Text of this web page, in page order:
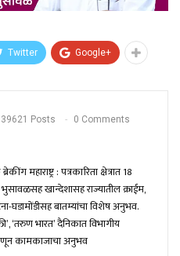
Twitter Google+
39621 Posts 0 Comments
महाराष्ट्र : पत्रकारिता क्षेत्रात 18
भुसावळसह खान्देशासह राज्यातील क्राईम,
घडामोंडीसह बातम्यांचा विशेष अनुभव.
‘तरुण भारत’ दैनिकात विभागीय
कामकाजाचा अनुभव